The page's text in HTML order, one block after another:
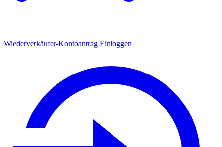
Wiederverkäufer-Kontoantrag Einloggen